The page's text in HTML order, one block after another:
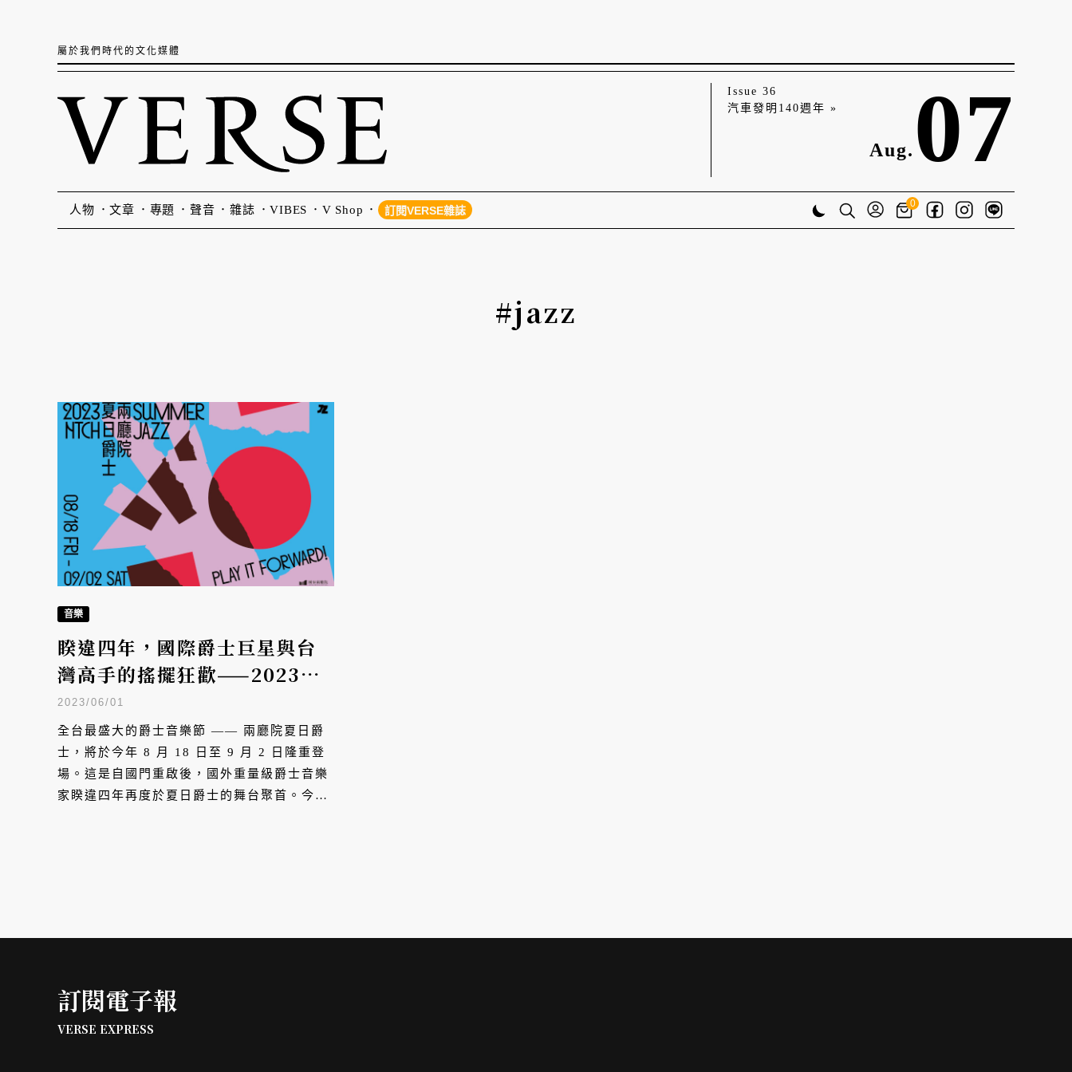
屬於我們時代的文化媒體
Issue 36
汽車發明140週年 »
Aug. 07
人物 文章 專題 聲音 雜誌 VIBES V Shop 訂閱VERSE雜誌
0
#jazz
音樂
睽違四年，國際爵士巨星與台
灣高手的搖擺狂歡——2023兩
廳院夏日爵士
2023/06/01
全台最盛大的爵士音樂節 —— 兩廳院夏日爵
士，將於今年 8 月 18 日至 9 月 2 日隆重登
場。這是自國門重啟後，國外重量級爵士音樂
家睽違四年再度於夏日爵士的舞台聚首。今年
訂閱電子報
VERSE EXPRESS